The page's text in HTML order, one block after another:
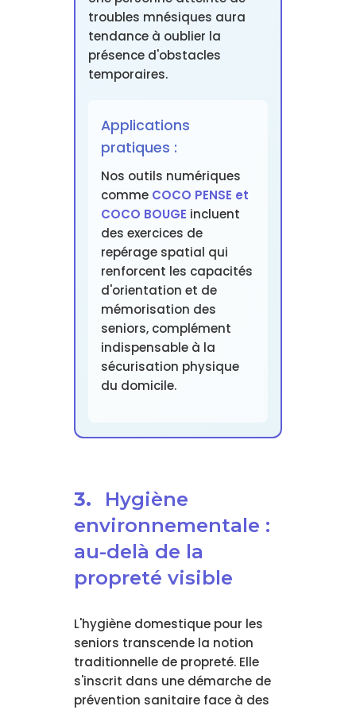
troubles mnésiques aura
tendance à oublier la
présence d'obstacles
temporaires.
Applications
pratiques :
Nos outils numériques
comme COCO PENSE et
COCO BOUGE incluent
des exercices de
repérage spatial qui
renforcent les capacités
d'orientation et de
mémorisation des
seniors, complément
indispensable à la
sécurisation physique
du domicile.
3.
Hygiène
environnementale :
au-delà de la
propreté visible
L'hygiène domestique pour les
seniors transcende la notion
traditionnelle de propreté. Elle
s'inscrit dans une démarche de
prévention sanitaire face à des